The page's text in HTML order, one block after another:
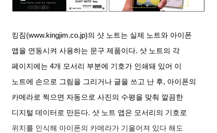
킹짐(www.kingjim.co.jp)의 샷 노트는 실제 노트와 아이폰
앱을 연동시켜 사용하는 문구 제품이다.샷 노트의 각
페이지에는 4개 모서리 부분에 기호가 인쇄돼 있어 이
노트에 손으로 그림을 그리거나 글을 쓰고 난 후, 아이폰의
카메라로 찍으면 자동으로 사진의 수평을 맞춰 깔끔한
디지털 데이터로 만든다.샷 노트 앱은 모서리의 기호로
위치를 인식해 아이폰의 카메라가 기울어져 있다 해도